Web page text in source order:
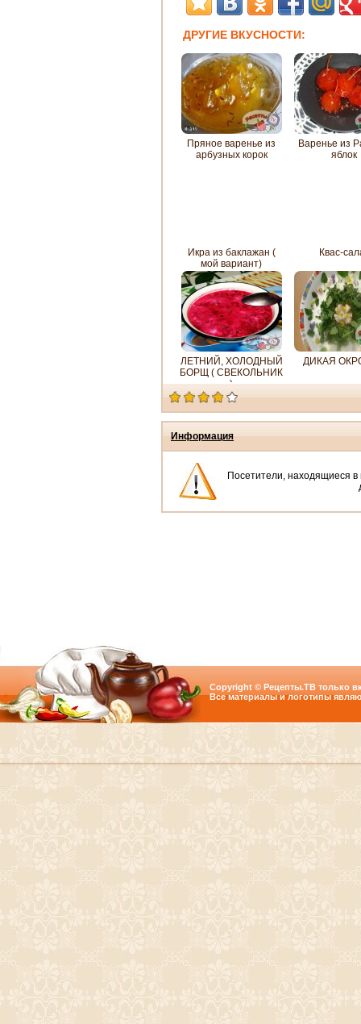
ДРУГИЕ ВКУСНОСТИ:
Пряное варенье из
арбузных корок
Варенье из
яблок
Икра из баклажан (
мой вариант)
Квас-
ЛЕТНИЙ, ХОЛОДНЫЙ
БОРЩ ( СВЕКОЛЬНИК
)
ДИКАЯ
Информация
Посетители, находящиеся в
Copyright © Рецепты.ТВ только
Все материалы и логотипы